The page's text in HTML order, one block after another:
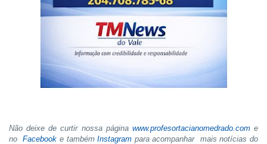
Não deixe de curtir nossa página www.profesortacianomedrado.come
noFacebook e tambémInstagram para acompanhar mais notícias do